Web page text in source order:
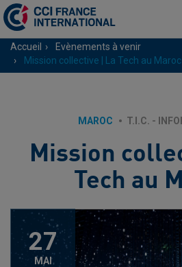
Accueil
Evènements à venir
Mission collective | La Tech au Maroc
MAROC T.I.C. -
Mission
Tech au
27
MAI